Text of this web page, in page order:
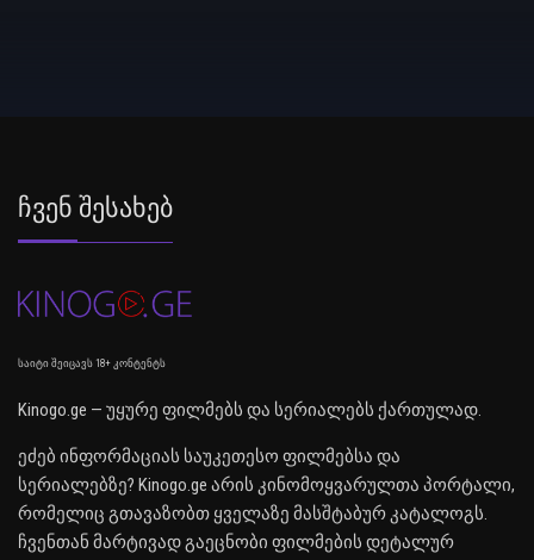
Ჩვენ Შესახებ
საიტი შეიცავს 18+ კონტენტს
Kinogo.ge — უყურე ფილმებს და სერიალებს ქართულად.
ეძებ ინფორმაციას საუკეთესო ფილმებსა და
სერიალებზე? Kinogo.ge არის კინომოყვარულთა პორტალი,
რომელიც გთავაზობთ ყველაზე მასშტაბურ კატალოგს.
ჩვენთან მარტივად გაეცნობი ფილმების დეტალურ